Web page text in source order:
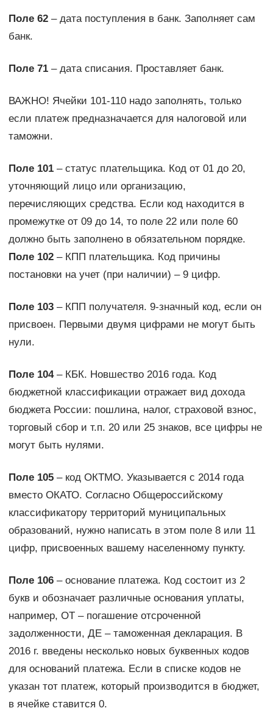
Поле 62– дата поступления в банк. Заполняет сам
банк.
Поле 71– дата списания. Проставляет банк.
ВАЖНО! Ячейки 101-110 надо заполнять, только
если платеж предназначается для налоговой или
таможни.
Поле 101– статус плательщика. Код от 01 до 20,
уточняющий лицо или организацию,
перечисляющих средства. Если код находится в
промежутке от 09 до 14, то поле 22 или поле 60
должно быть заполнено в обязательном порядке.
Поле 102– КПП плательщика. Код причины
постановки на учет (при наличии) – 9 цифр.
Поле 103– КПП получателя. 9-значный код, если он
присвоен. Первыми двумя цифрами не могут быть
нули.
Поле 104– КБК. Новшество 2016 года. Код
бюджетной классификации отражает вид дохода
бюджета России: пошлина, налог, страховой взнос,
торговый сбор и т.п. 20 или 25 знаков, все цифры не
могут быть нулями.
Поле 105– код ОКТМО. Указывается с 2014 года
вместо ОКАТО. Согласно Общероссийскому
классификатору территорий муниципальных
образований, нужно написать в этом поле 8 или 11
цифр, присвоенных вашему населенному пункту.
Поле 106– основание платежа. Код состоит из 2
букв и обозначает различные основания уплаты,
например, ОТ – погашение отсроченной
задолженности, ДЕ – таможенная декларация. В
2016 г. введены несколько новых буквенных кодов
для оснований платежа. Если в списке кодов не
указан тот платеж, который производится в бюджет,
в ячейке ставится 0.